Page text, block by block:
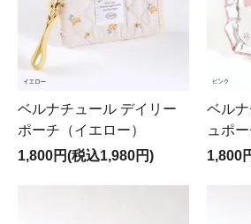
ベルナチュール デイリー
ポーチ（イエロー）
1,800円(税込1,980円)
ベル
ュポ
1,800